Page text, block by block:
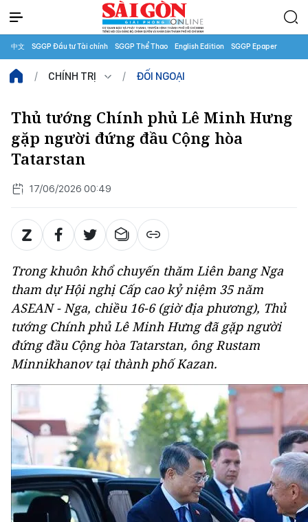
中文 SGGP Đầu tư Tài chính SGGP Thể Thao English Edition SGGP Epaper
CHÍNH TRỊ ĐỐI NGOẠI
Thủ tướng Chính phủ Lê Minh Hưng
gặp người đứng đầu Cộng hòa
Tatarstan
17/06/2026 00:49
Trong khuôn khổ chuyến thăm Liên bang Nga
tham dự Hội nghị Cấp cao kỷ niệm 35 năm
ASEAN - Nga, chiều 16-6 (giờ địa phương), Thủ
tướng Chính phủ Lê Minh Hưng đã gặp người
đứng đầu Cộng hòa Tatarstan, ông Rustam
Minnikhanov tại thành phố Kazan.